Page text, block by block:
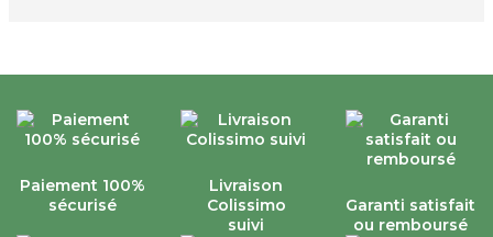
Paiement 100%
sécurisé
Livraison
Colissimo
suivi
Garanti satisfait
ou remboursé